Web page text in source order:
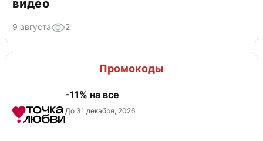
видео
9 августа 2
Промокоды
-11% на все
До 31 декабря, 2026